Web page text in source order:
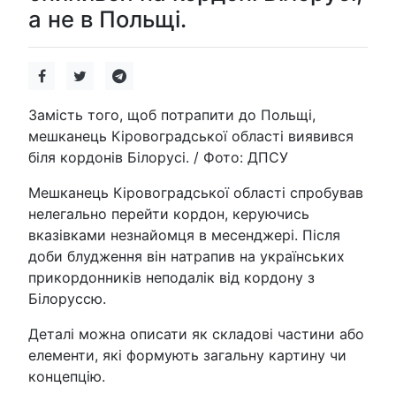
а не в Польщі.
Замість того, щоб потрапити до Польщі,
мешканець Кіровоградської області виявився
біля кордонів Білорусі. / Фото: ДПСУ
Мешканець Кіровоградської області спробував
нелегально перейти кордон, керуючись
вказівками незнайомця в месенджері. Після
доби блудження він натрапив на українських
прикордонників неподалік від кордону з
Білоруссю.
Деталі можна описати як складові частини або
елементи, які формують загальну картину чи
концепцію.